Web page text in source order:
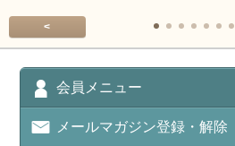
<
会員メニュー
メールマガジン登録・解除